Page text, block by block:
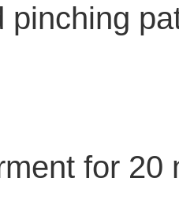
pinching
for 20